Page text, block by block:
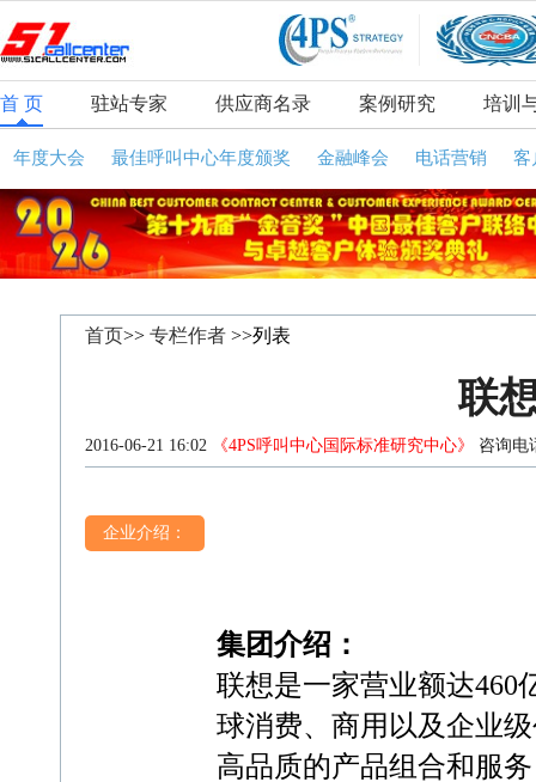
首 页 驻站专家 供应商名录 案例研究 培训
年度大会 最佳呼叫中心年度颁奖 金融峰会 电话营销 客
首页>> 专栏作者 >>列表
联
2016-06-21 16:02 《4PS呼叫中心国际标准研究中心》 咨询电
企业介绍：
集团介绍：
联想是一家营业额达460
球消费、商用以及企业
高品质的产品组合和服